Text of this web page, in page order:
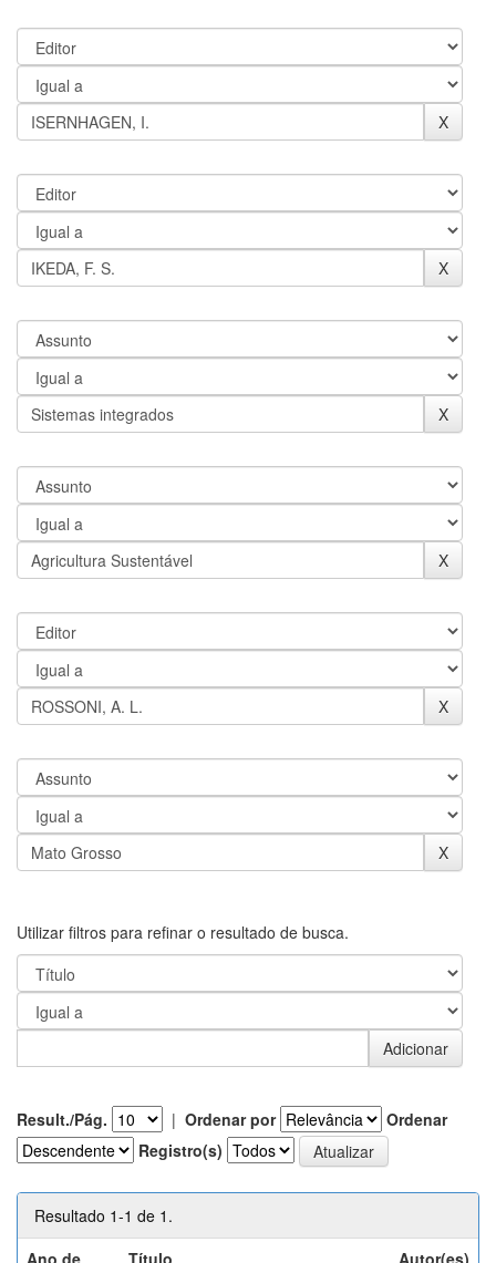
Utilizar filtros para refinar o resultado de busca.
Result./Pág. | Ordenar por
Ordenar
Registro(s)
Resultado 1-1 de 1.
Ano de
Título Autor(es)